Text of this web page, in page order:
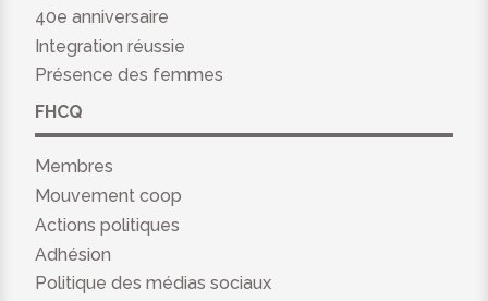
40e anniversaire
Integration réussie
Présence des femmes
FHCQ
Membres
Mouvement coop
Actions politiques
Adhésion
Politique des médias sociaux